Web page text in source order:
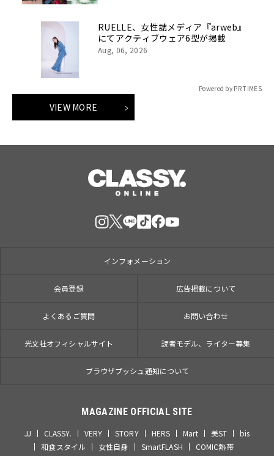
RUELLE、女性誌メディア『arweb』
にてアクティブウェア6型が掲載
Aug, 06, 2026
Powered by PR TIMES
VIEW MORE
インフォメーション
会員登録 広告掲載について
よくあるご質問 お問い合わせ
光文社オフィシャルサイト 読者モデル、ライター募集
ブラウザプッシュ通知について
MAGAZINE OFFICIAL SITE
JJ CLASSY. VERY STORY HERS Mart 美ST
bis
和食スタイル
女性自身 SmartFLASH
COMIC熱帯